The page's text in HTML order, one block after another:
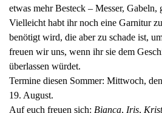
etwas mehr Besteck – Messer,
Vielleicht habt ihr noch eine Garnitur
benötigt wird, die aber zu schade ist,
freuen wir uns, wenn ihr sie dem
überlassen würdet.
Termine diesen Sommer: Mittwoch,
19. August.
Auf euch freuen sich: Bianca, Iris,